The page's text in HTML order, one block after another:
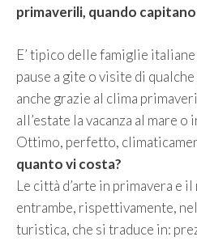
primaverili, quando
E’ tipico delle famiglie
pause a gite o visite di
anche grazie al clima
all’estate la vacanza al mare o
Ottimo, perfetto,
quanto vi costa?
Le città d’arte in primavera e il
entrambe, rispettivamente,
turistica, che si traduce in: